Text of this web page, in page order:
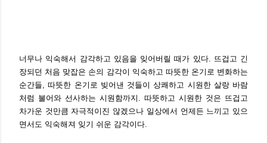
너무나 익숙해서 감각하고 있음을 잊어버릴 때가 있다. 뜨겁고 긴
장되던 처음 맞잡은 손의 감각이 익숙하고 따뜻한 온기로 변화하는
순간들, 따뜻한 온기로 빚어낸 것들이 상쾌하고 시원한 살랑 바람
처럼 불어와 선사하는 시원함까지. 따뜻하고 시원한 것은 뜨겁고
차가운 것만큼 자극적이진 않겠으나 일상에서 언제든 느끼고 있으
면서도 익숙해져 잊기 쉬운 감각이다.